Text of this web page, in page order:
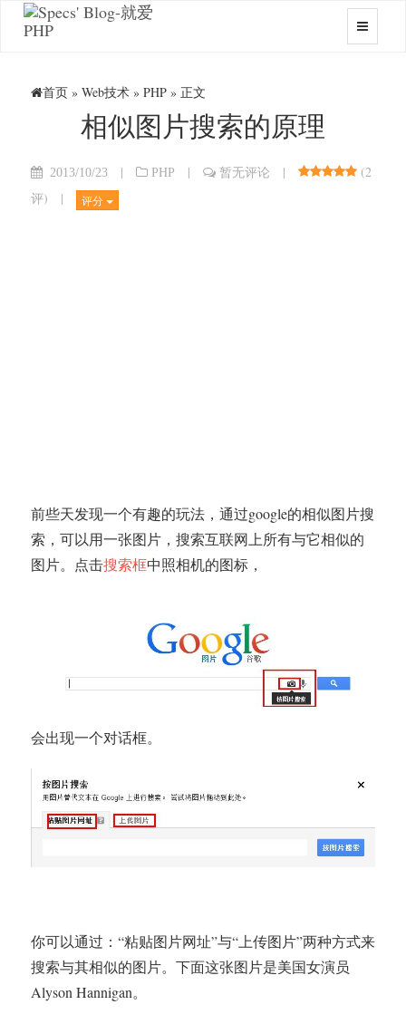
首页 » Web技术 » PHP » 正文
相似图片搜索的原理
2013/10/23 | PHP | 暂无评论 | (2
评) | 评分
前些天发现一个有趣的玩法，通过google的相似图片搜
索，可以用一张图片，搜索互联网上所有与它相似的
图片。点击搜索框中照相机的图标，
会出现一个对话框。
你可以通过：“粘贴图片网址”与“上传图片”两种方式来
搜索与其相似的图片。下面这张图片是美国女演员
Alyson Hannigan。